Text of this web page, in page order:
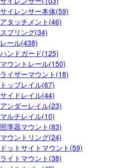
サイレンサー本体(59)
アタッチメント(46)
スプリング(34)
レール(438)
ハンドガード(125)
マウントレール(150)
ライザーマウント(18)
トップレイル(67)
サイドレイル(44)
アンダーレイル(23)
マルチレイル(10)
照準器マウント(83)
マウントリング(24)
ドットサイトマウント(59)
ライトマウント(38)